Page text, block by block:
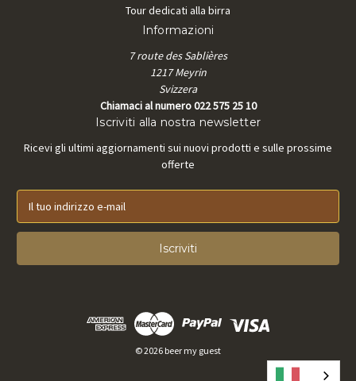
Tour dedicati alla birra
Informazioni
7 route des Sablières
1217 Meyrin
Svizzera
Chiamaci al numero 022 575 25 10
Iscriviti alla nostra newsletter
Ricevi gli ultimi aggiornamenti sui nuovi prodotti e sulle prossime
offerte
d
r
© 2026 beer my guest